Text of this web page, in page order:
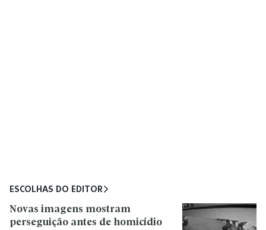
ESCOLHAS DO EDITOR
Novas imagens mostram
perseguição antes de homicídio